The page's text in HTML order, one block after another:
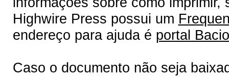
Highwire Press possui um
endereço para ajuda é portal
Caso o documento não seja